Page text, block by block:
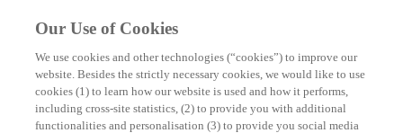
MS Nurse Bereich
Mit grundlegenden Informationen zur Multiplen Sklerose
Our Use of Cookies
We use cookies and other technologies (“cookies”) to improve our
website. Besides the strictly necessary cookies, we would like to use
cookies (1) to learn how our website is used and how it performs,
including cross-site statistics, (2) to provide you with additional
functionalities and personalisation (3) to provide you social media